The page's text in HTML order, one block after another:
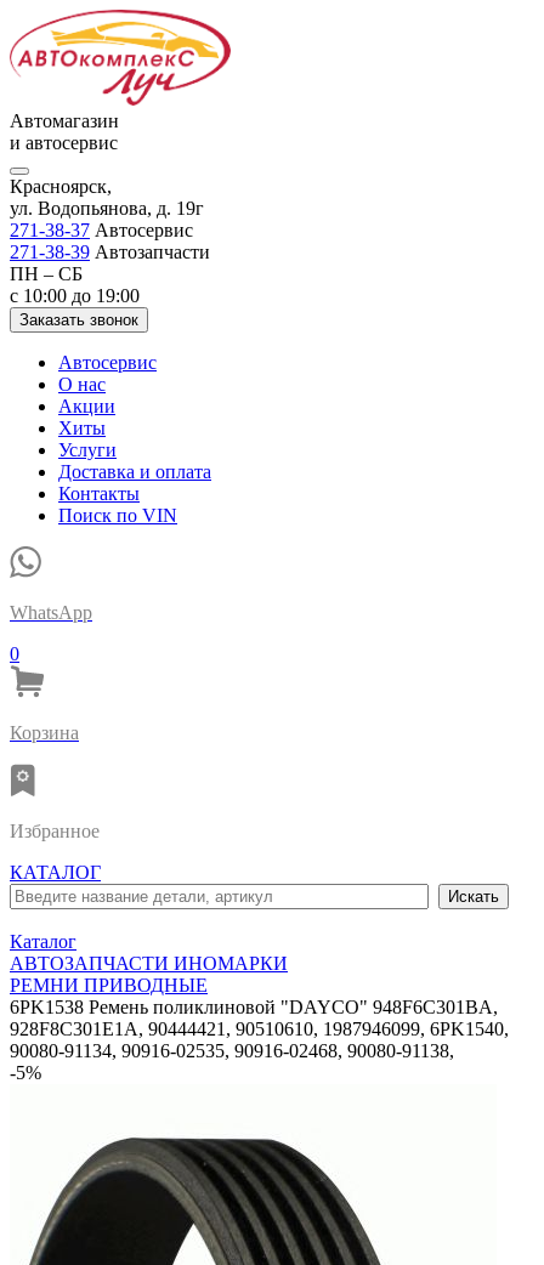
Автомагазин
и автосервис
Красноярск,
ул. Водопьянова, д. 19г
271-38-37 Автосервис
271-38-39 Автозапчасти
ПН – СБ
с 10:00 до 19:00
Заказать звонок
Автосервис
О нас
Акции
Хиты
Услуги
Доставка и оплата
Контакты
Поиск по VIN
WhatsApp
0
Корзина
Избранное
КАТАЛОГ
Каталог
АВТОЗАПЧАСТИ ИНОМАРКИ
РЕМНИ ПРИВОДНЫЕ
6PK1538 Ремень поликлиновой "DAYCO" 948F6C301BA,
928F8C301E1A, 90444421, 90510610, 1987946099, 6PK1540,
90080-91134, 90916-02535, 90916-02468, 90080-91138,
-5%